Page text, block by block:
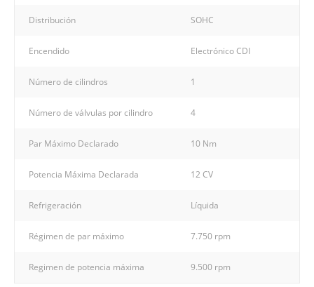
Distribución SOHC
Encendido Electrónico CDI
Número de cilindros 1
Número de válvulas por cilindro 4
Par Máximo Declarado 10 Nm
Potencia Máxima Declarada 12 CV
Refrigeración Líquida
Régimen de par máximo 7.750 rpm
Regimen de potencia máxima 9.500 rpm